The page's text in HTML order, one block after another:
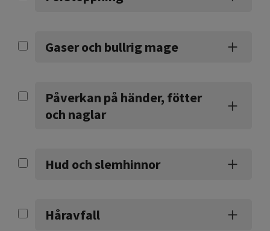
Gaser och bullrig mage
Påverkan på händer, fötter
och naglar
Hud och slemhinnor
Håravfall